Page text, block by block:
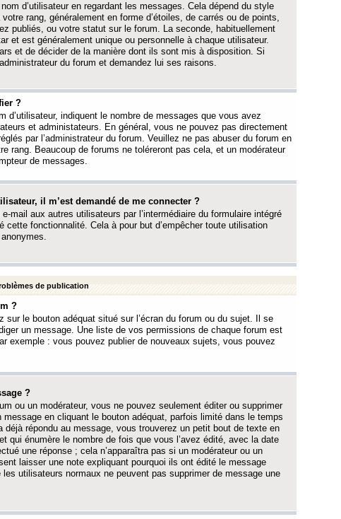
d’utilisateur en regardant les messages. Cela dépend du style
rang, généralement en forme d’étoiles, de carrés ou de points,
publiés, ou votre statut sur le forum. La seconde, habituellement
et est généralement unique ou personnelle à chaque utilisateur.
et de décider de la manière dont ils sont mis à disposition. Si
du forum et demandez lui ses raisons.
?
d’utilisateur, indiquent le nombre de messages que vous avez
et administateurs. En général, vous ne pouvez pas directement
par l’administrateur du forum. Veuillez ne pas abuser du forum en
rang. Beaucoup de forums ne toléreront pas cela, et un modérateur
de messages.
il m’est demandé de me connecter ?
mail aux autres utilisateurs par l’intermédiaire du formulaire intégré
cette fonctionnalité. Cela à pour but d’empêcher toute utilisation
de publication
?
sur le bouton adéquat situé sur l’écran du forum ou du sujet. Il se
un message. Une liste de vos permissions de chaque forum est
exemple : vous pouvez publier de nouveaux sujets, vous pouvez
?
ou un modérateur, vous ne pouvez seulement éditer ou supprimer
en cliquant le bouton adéquat, parfois limité dans le temps
déjà répondu au message, vous trouverez un petit bout de texte en
qui énumère le nombre de fois que vous l’avez édité, avec la date
une réponse ; cela n’apparaîtra pas si un modérateur ou un
laisser une note expliquant pourquoi ils ont édité le message
utilisateurs normaux ne peuvent pas supprimer de message une